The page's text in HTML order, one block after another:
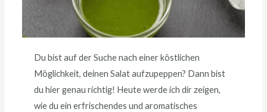
Du bist auf der Suche nach einer köstlichen
Möglichkeit, deinen Salat aufzupeppen? Dann bist
du hier genau richtig! Heute werde ich dir zeigen,
wie du ein erfrischendes und aromatisches